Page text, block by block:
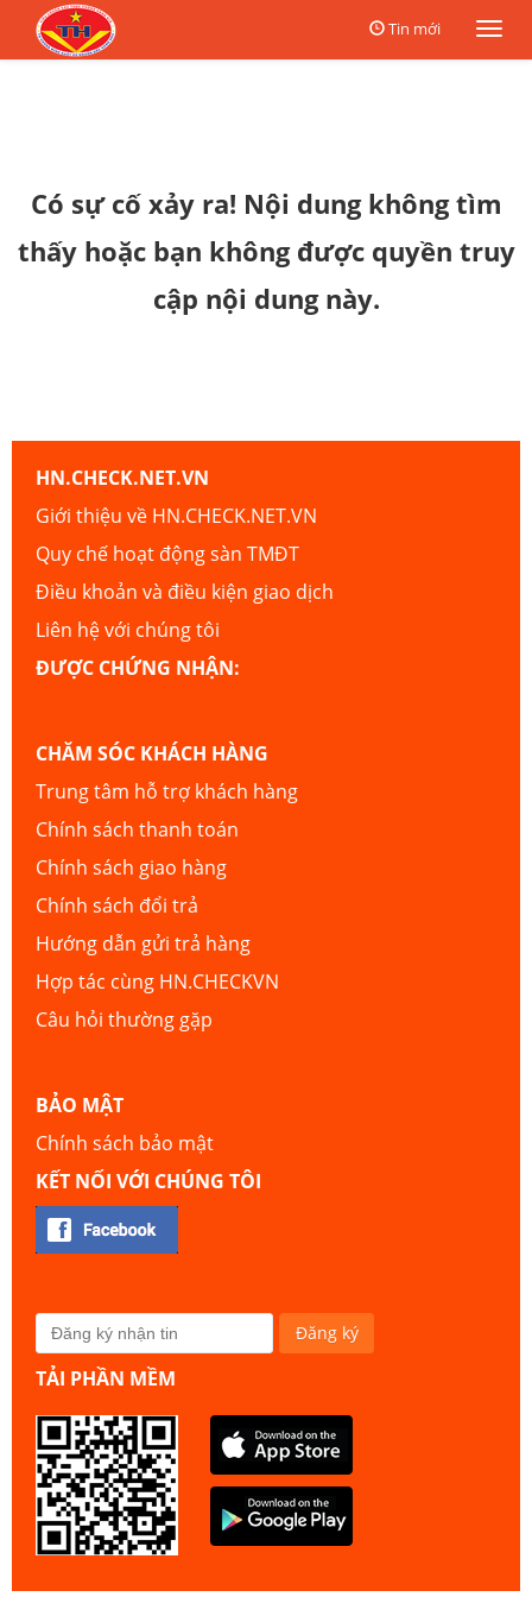
Tin mới
Có sự cố xảy ra! Nội dung không tìm
thấy hoặc bạn không được quyền truy
cập nội dung này.
HN.CHECK.NET.VN
Giới thiệu về HN.CHECK.NET.VN
Quy chế hoạt động sàn TMĐT
Điều khoản và điều kiện giao dịch
Liên hệ với chúng tôi
ĐƯỢC CHỨNG NHẬN:
CHĂM SÓC KHÁCH HÀNG
Trung tâm hỗ trợ khách hàng
Chính sách thanh toán
Chính sách giao hàng
Chính sách đổi trả
Hướng dẫn gửi trả hàng
Hợp tác cùng HN.CHECKVN
Câu hỏi thường gặp
BẢO MẬT
Chính sách bảo mật
KẾT NỐI VỚI CHÚNG TÔI
TẢI PHẦN MỀM